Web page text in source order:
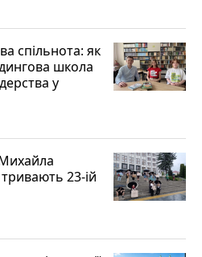
спільнота: як
школа
у
23-ій